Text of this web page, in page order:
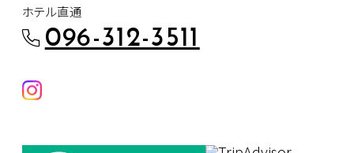
ホテル直通
096-312-3511